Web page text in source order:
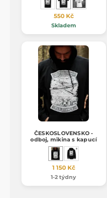
550 Kč
Skladem
ČESKOSLOVENSKO -
odboj, mikina s kapucí
1 150 Kč
1-2 týdny